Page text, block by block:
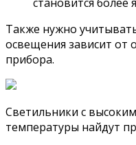
Также нужно
освещения зависит от
прибора.
Светильники с
температуры найдут